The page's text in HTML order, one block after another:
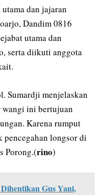
dan jajaran
Dandim 0816
utama dan
serta diikuti anggota
Sumardji menjelaskan
wangi ini bertujuan
Karena rumput
pencegahan longsor di
Porong.(rino)
Gus Yani,